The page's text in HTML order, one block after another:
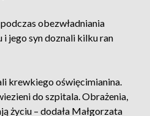
obezwładniania
i jego syn doznali kilku ran
krewkiego oświęcimianina.
do szpitala. Obrażenia,
życiu – dodała Małgorzata